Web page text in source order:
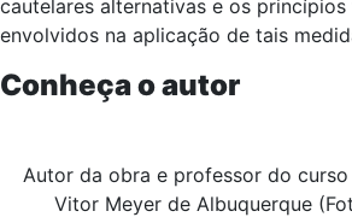
cautelares alternativas e os princípios
envolvidos na aplicação de tais
Conheça o autor
Autor da obra e professor do
Vitor Meyer de Albuquerque